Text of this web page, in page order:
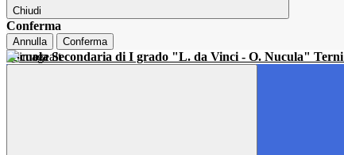
Chiudi
Conferma
Annulla Conferma
Scuola Secondaria di I grado "L. da Vinci - O. Nucula" Terni